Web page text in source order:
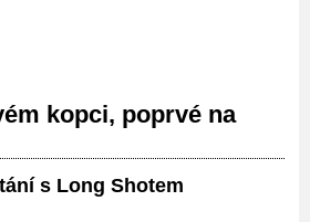
kopci, poprvé na
s Long Shotem